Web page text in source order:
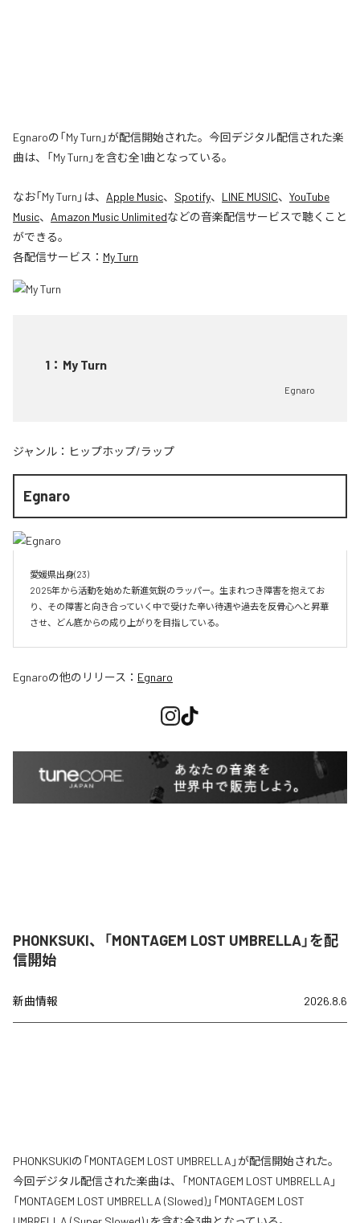
Egnaroの「My Turn」が配信開始された。今回デジタル配信された楽
曲は、「My Turn」を含む全1曲となっている。
なお「My Turn 」は、 Apple Music、 Spotify、 LINE MUSIC、 YouTube
Music、 Amazon Music Unlimitedなどの音楽配信サービスで聴くこと
ができる。
各配信サービス： My Turn
1 ： My Turn
Egnaro
ジャンル： ヒップホップ/ラップ
Egnaro
愛媛県出身(23)
2025年から活動を始めた新進気鋭のラッパー。生まれつき障害を抱えてお
り、その障害と向き合っていく中で受けた辛い待遇や過去を反骨心へと昇華
させ、どん底からの成り上がりを目指している。
Egnaroの他のリリース： Egnaro
PHONKSUKI、「MONTAGEM LOST UMBRELLA」を配
信開始
新曲情報 2026.8.6
PHONKSUKIの「MONTAGEM LOST UMBRELLA」が配信開始された。
今回デジタル配信された楽曲は、「MONTAGEM LOST UMBRELLA」
「MONTAGEM LOST UMBRELLA (Slowed)」「MONTAGEM LOST